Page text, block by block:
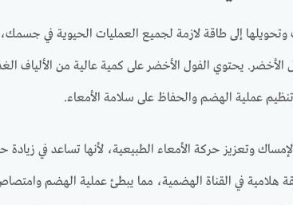
إلى طاقة لازمة لجميع العمليات الحيوية في
الأخضر. يحتوي الفول الأخضر على كمية عالية من الألياف
عملية الهضم والحفاظ على سلامة الأمعاء.
وتعزيز حركة الأمعاء الطبيعية، لأنها تساعد في
هلامية في القناة الهضمية، مما يبطئ عملية الهضم